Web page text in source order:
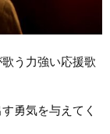
う力強い応援歌
勇気を与えてく